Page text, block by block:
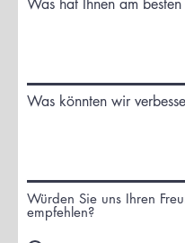
Was hat Ihnen am
Was könnten wir
Würden Sie uns Ihren
empfehlen?